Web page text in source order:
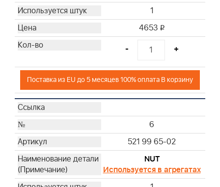
1
4653 i
- +
Поставка из EU до 5 месяцев 100% оплата В корзину
6
521 99 65-02
NUT
Используется в агрегатах